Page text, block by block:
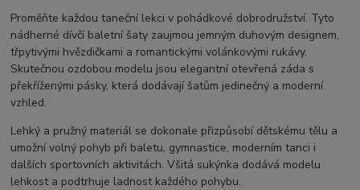
Proměňte každou taneční lekci v pohádkové dobrodružství. Tyto
nádherné dívčí baletní šaty zaujmou jemným duhovým designem,
třpytivými hvězdičkami a romantickými volánkovými rukávy.
Skutečnou ozdobou modelu jsou elegantní otevřená záda s
překříženými pásky, která dodávají šatům jedinečný a moderní
vzhled.
Lehký a pružný materiál se dokonale přizpůsobí dětskému tělu a
umožní volný pohyb při baletu, gymnastice, moderním tanci i
dalších sportovních aktivitách. Všitá sukýnka dodává modelu
lehkost a podtrhuje ladnost každého pohybu.